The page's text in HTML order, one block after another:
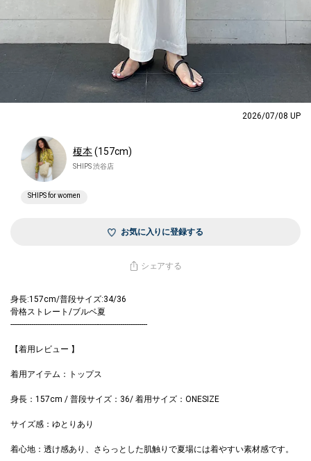
2026/07/08 UP
榎本 (157cm)
SHIPS 渋谷店
SHIPS for women
お気に入りに登録する
シェアする
身長:157cm/普段サイズ:34/36
骨格ストレート/ブルベ夏
------------------------------------------------------------------
【着用レビュー 】
着用アイテム：トップス
身長：157cm / 普段サイズ：36/ 着用サイズ：ONESIZE
サイズ感：ゆとりあり
着心地：透け感あり、さらっとした肌触りで夏場には着やすい素材感です。